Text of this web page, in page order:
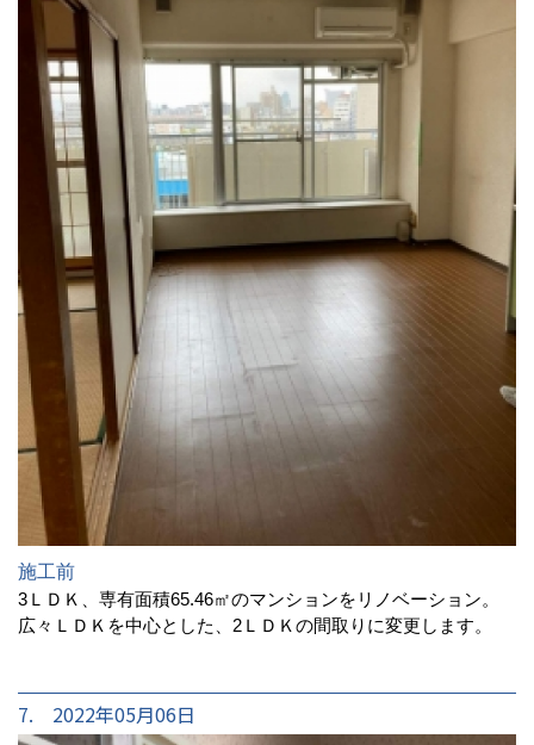
施工前
3ＬＤＫ、専有面積65.46㎡のマンションをリノベーション。
広々ＬＤＫを中心とした、2ＬＤＫの間取りに変更します。
7. 2022年05月06日